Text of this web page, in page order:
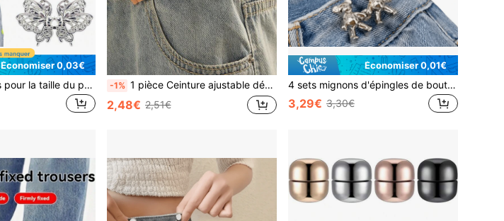
Économiser 0,03€
4 jeux de pinces pour la taille du pantalon, boutons de jeans papillon pour jeans amples, pinces de pantalon ajustables et détachables avec cristaux pour la taille -1% 1 pièce Ceinture ajustable décorative en métal multicolore en forme de croix et d'étoile pour femmes, accessoire mode pour jupes et pantalons, convient pour un usage quotidien en été, excellent cadeau pour les meilleures amies
2,48€ 2,51€
Économiser 0,01€
4 sets mignons d'épingles de boutons ours pour jeans, sans couture et sans outils, serre-taille de pantalon instantané, épingles de boutons de jeans réglables pour remplacer les boutons de jeans lâches, clips de ceinture de pantalon pour boucle de taille
3,29€ 3,30€